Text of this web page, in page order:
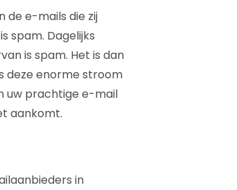
e-mails die zij
spam. Dagelijks
is spam. Het is dan
deze enorme stroom
uw prachtige e-mail
aankomt.
in